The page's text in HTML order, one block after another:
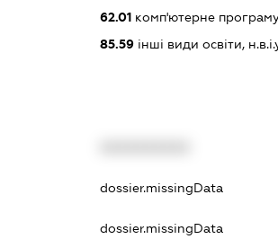
62.01комп'ютерне
85.59інші види освіти,
dossier.missingData
dossier.missingData